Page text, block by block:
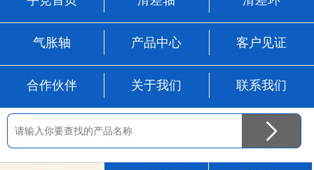
气胀轴 产品中心 客户见证
合作伙伴 关于我们 联系我们